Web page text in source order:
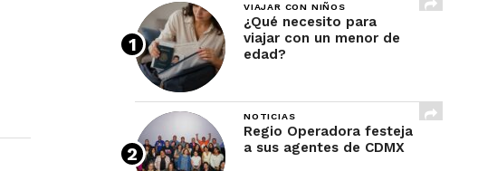
VIAJAR CON NIÑOS
¿Qué necesito para
viajar con un menor de
edad?
NOTICIAS
Regio Operadora festeja
a sus agentes de CDMX